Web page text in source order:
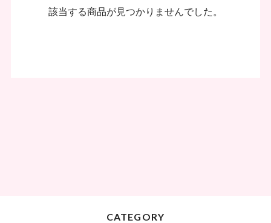
該当する商品が見つかりませんでした。
CATEGORY